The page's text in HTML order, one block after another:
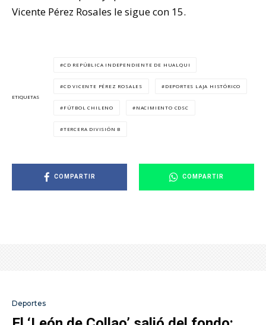
Vicente Pérez Rosales le sigue con 15.
ETIQUETAS
CD REPÚBLICA INDEPENDIENTE DE HUALQUI
CD VICENTE PÉREZ ROSALES DEPORTES LAJA HISTÓRICO
FÚTBOL CHILENO NACIMIENTO CDSC
TERCERA DIVISIÓN B
COMPARTIR COMPARTIR
Deportes